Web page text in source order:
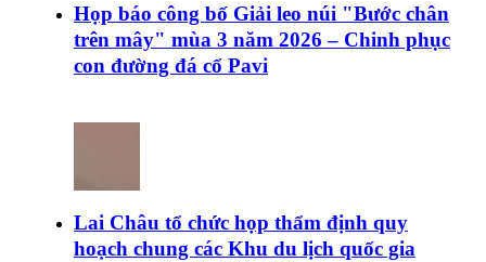
Họp báo công bố Giải leo núi "Bước chân
trên mây" mùa 3 năm 2026 – Chinh phục
con đường đá cổ Pavi
Lai Châu tổ chức họp thẩm định quy
hoạch chung các Khu du lịch quốc gia